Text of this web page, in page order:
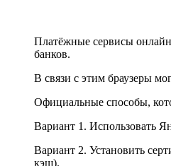
Платёжные сервисы
банков.
В связи с этим браузеры
Официальные способы,
Вариант 1. Использовать
Вариант 2. Установить
кэш).